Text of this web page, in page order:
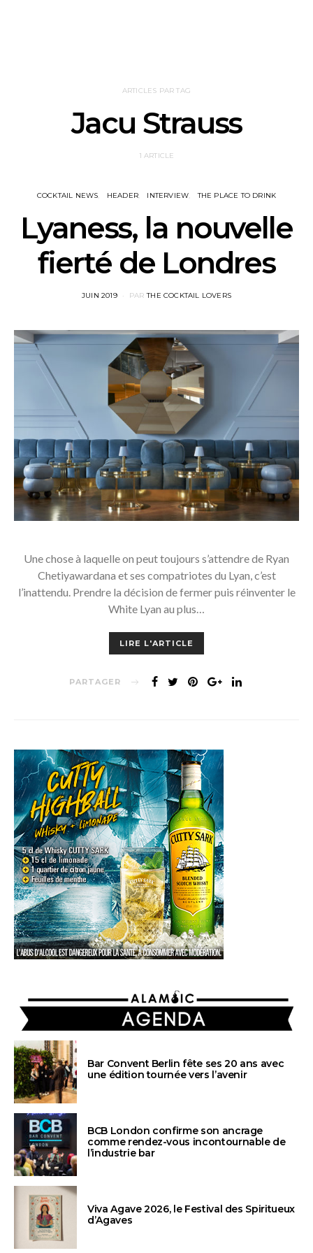
ARTICLES PAR TAG
Jacu Strauss
1 ARTICLE
COCKTAIL NEWS HEADER INTERVIEW THE PLACE TO DRINK
Lyaness, la nouvelle
fierté de Londres
POSTED
JUIN 2019 PAR THE COCKTAIL LOVERS
Une chose à laquelle on peut toujours s’attendre de Ryan
Chetiyawardana et ses compatriotes du Lyan, c’est
l’inattendu. Prendre la décision de fermer puis réinventer le
White Lyan au plus…
LIRE L'ARTICLE
PARTAGER
AGENDA
Bar Convent Berlin fête ses 20 ans avec
une édition tournée vers l’avenir
BCB London confirme son ancrage
comme rendez-vous incontournable de
l’industrie bar
Viva Agave 2026, le Festival des Spiritueux
d’Agaves